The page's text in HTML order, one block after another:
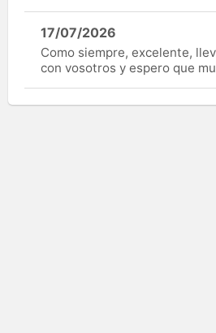
17/07/2026
Como siempre, excelente,
con vosotros y espero que